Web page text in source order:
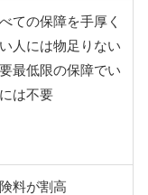
ての保障を手厚く
人には物足りない
要最低限の保障でい
は不要
料が割高